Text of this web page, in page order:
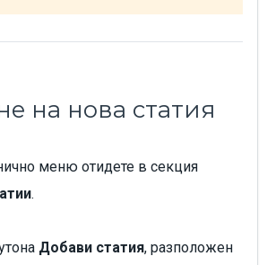
на нова статия
меню отидете в секция
.
Добави статия, разположен